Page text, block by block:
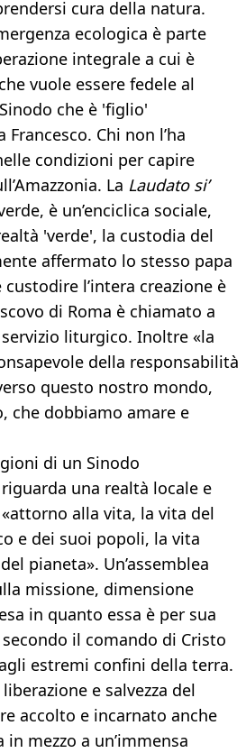
cura della natura.
ecologica è parte
integrale a cui è
vuole essere fedele al
che è 'figlio'
Francesco. Chi non l’ha
condizioni per capire
La Laudato si’
è un’enciclica sociale,
'verde', la custodia del
affermato lo stesso papa
l’intera creazione è
di Roma è chiamato a
liturgico. Inoltre «la
della responsabilità
questo nostro mondo,
che dobbiamo amare e
di un Sinodo
riguarda una realtà locale e
alla vita, la vita del
e dei suoi popoli, la vita
pianeta». Un’assemblea
missione, dimensione
in quanto essa è per sua
il comando di Cristo
estremi confini della terra.
e salvezza del
accolto e incarnato anche
mezzo a un’immensa